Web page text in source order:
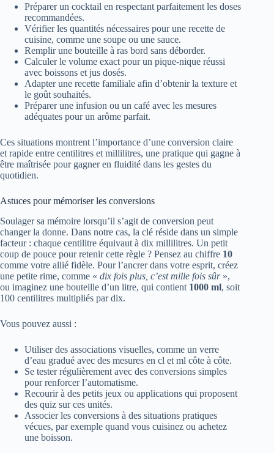
Préparer un cocktail en respectant parfaitement les doses
recommandées.
Vérifier les quantités nécessaires pour une recette de
cuisine, comme une soupe ou une sauce.
Remplir une bouteille à ras bord sans déborder.
Calculer le volume exact pour un pique-nique réussi
avec boissons et jus dosés.
Adapter une recette familiale afin d’obtenir la texture et
le goût souhaités.
Préparer une infusion ou un café avec les mesures
adéquates pour un arôme parfait.
Ces situations montrent l’importance d’une conversion claire
et rapide entre centilitres et millilitres, une pratique qui gagne à
être maîtrisée pour gagner en fluidité dans les gestes du
quotidien.
Astuces pour mémoriser les conversions
Soulager sa mémoire lorsqu’il s’agit de conversion peut
changer la donne. Dans notre cas, la clé réside dans un simple
facteur : chaque centilitre équivaut à dix millilitres. Un petit
coup de pouce pour retenir cette règle ? Pensez au chiffre 10
comme votre allié fidèle. Pour l’ancrer dans votre esprit, créez
une petite rime, comme « dix fois plus, c’est mille fois sûr»,
ou imaginez une bouteille d’un litre, qui contient 1000 ml, soit
100 centilitres multipliés par dix.
Vous pouvez aussi :
Utiliser des associations visuelles, comme un verre
d’eau gradué avec des mesures en cl et ml côte à côte.
Se tester régulièrement avec des conversions simples
pour renforcer l’automatisme.
Recourir à des petits jeux ou applications qui proposent
des quiz sur ces unités.
Associer les conversions à des situations pratiques
vécues, par exemple quand vous cuisinez ou achetez
une boisson.